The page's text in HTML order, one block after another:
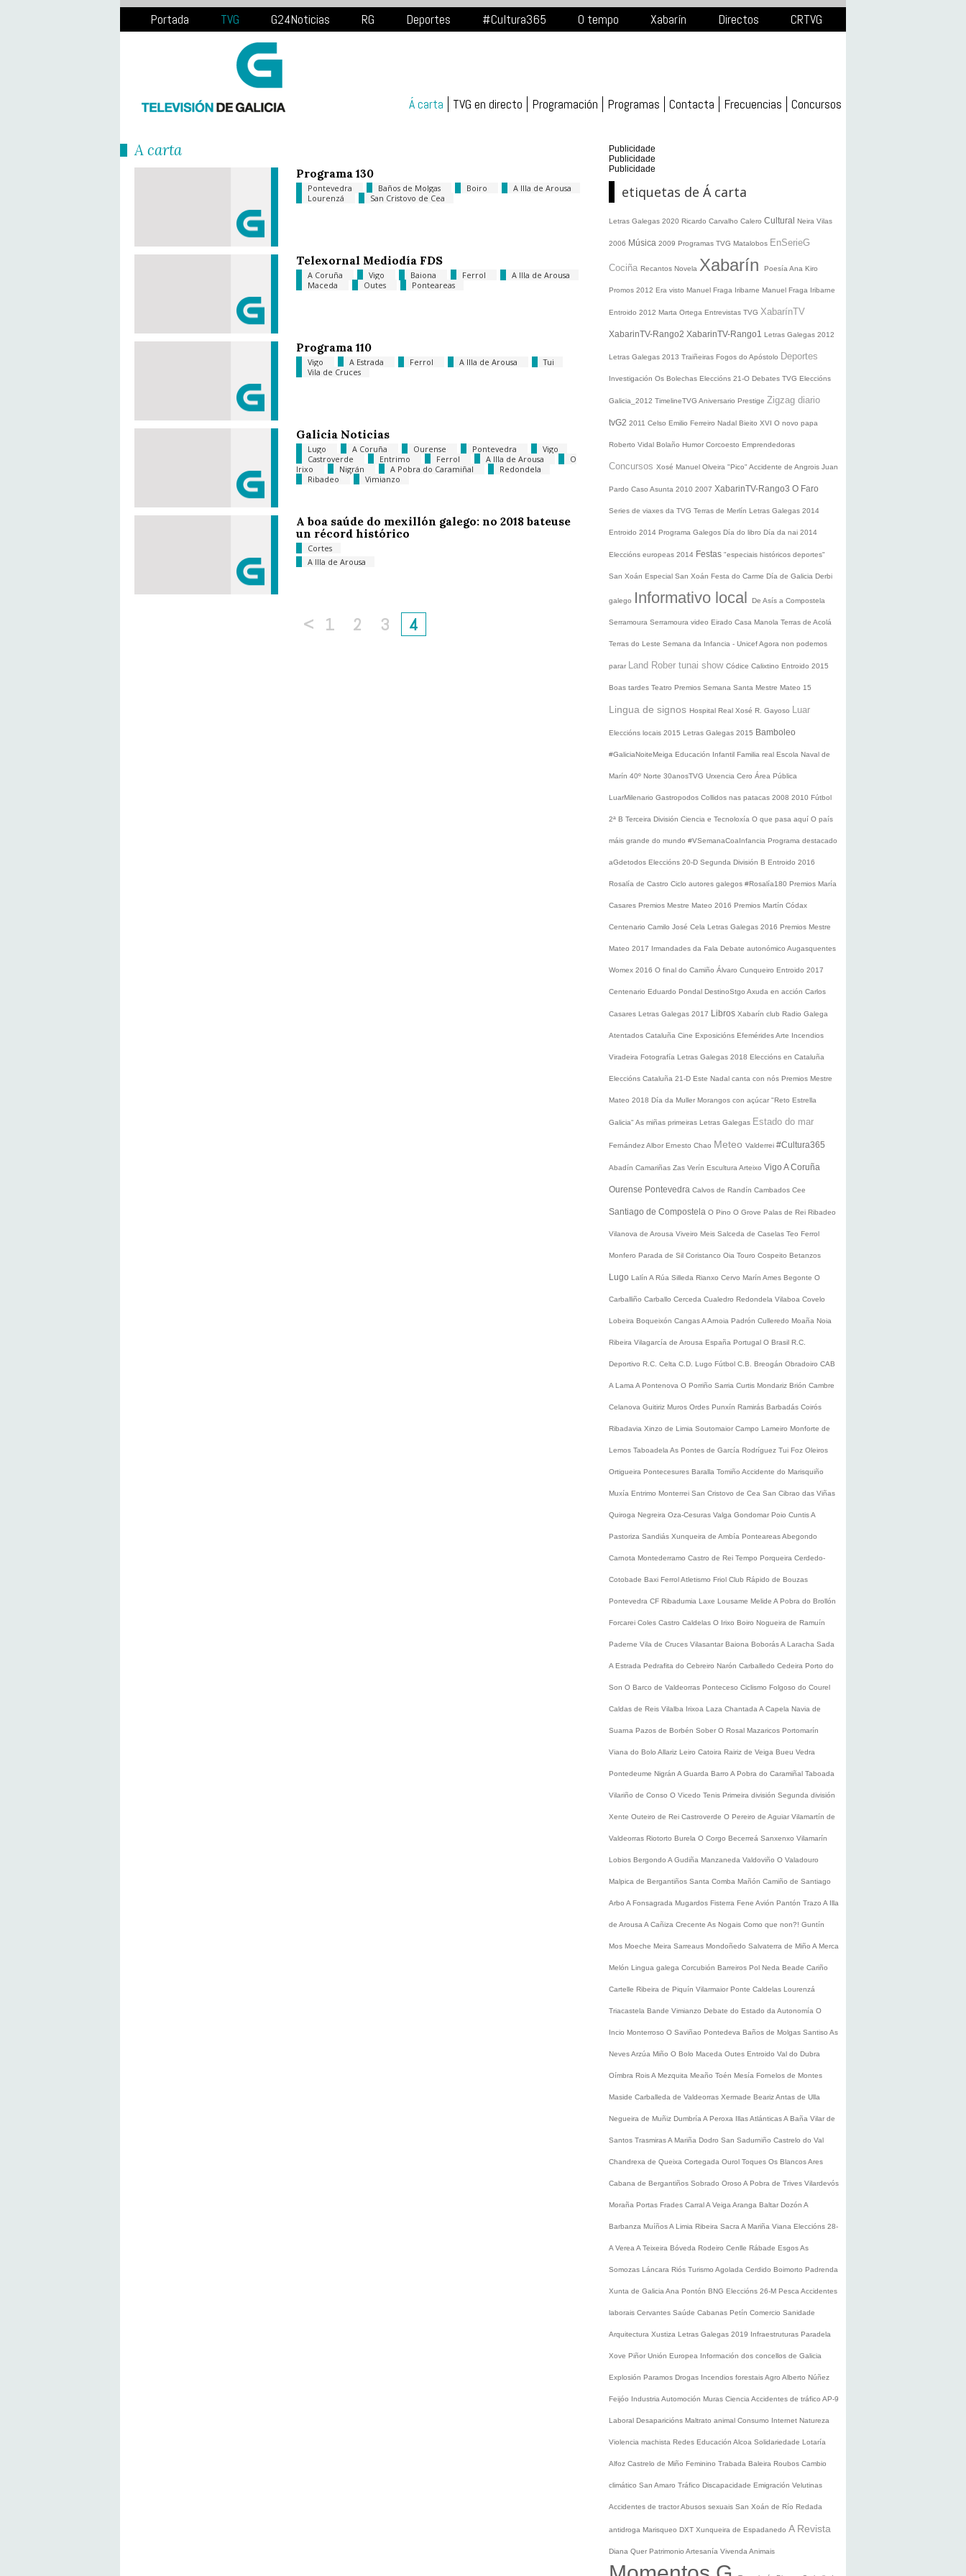
Portada TVG G24Noticias RG Deportes #Cultura365 O tempo Xabarín Directos CRTVG
Á carta TVG en directo Programación Programas Contacta Frecuencias Concursos
Á carta
Programa 130
Pontevedra Baños de Molgas Boiro
A Illa de Arousa
Lourenzá
San Cristovo de Cea
Telexornal Mediodía FDS
A Coruña Vigo Baiona Ferrol
A Illa de Arousa
Maceda
Outes Ponteareas
Programa 110
Vigo A Estrada Ferrol A Illa de Arousa
Tui
Vila de Cruces
Galicia Noticias
Lugo A Coruña Ourense Pontevedra
Vigo
Castroverde
Entrimo Ferrol A Illa de Arousa
O
Irixo
Nigrán A Pobra do Caramiñal
Redondela
Ribadeo
Vimianzo
A boa saúde do mexillón galego: no 2018 bateuse
un récord histórico
Cortes
A Illa de Arousa
< 1 2 3 4
Publicidade
Publicidade
Publicidade
etiquetas de Á carta
Letras Galegas 2020 Ricardo Carvalho Calero Cultural Neira Vilas
2006 Música 2009 Programas TVG Matalobos EnSerieG
Cociña Recantos Novela Xabarín Poesía Ana Kiro
Promos 2012 Era visto Manuel Fraga Iribarne Manuel Fraga Iribarne
Entroido 2012 Marta Ortega Entrevistas TVG XabarínTV
XabarinTV-Rango2 XabarinTV-Rango1 Letras Galegas 2012
Letras Galegas 2013 Traiñeiras Fogos do Apóstolo Deportes
Investigación Os Bolechas Eleccións 21-O Debates TVG Eleccións
Galicia_2012 TimelineTVG Aniversario Prestige Zigzag diario
tvG2 2011 Celso Emilio Ferreiro Nadal Bieito XVI O novo papa
Roberto Vidal Bolaño Humor Corcoesto Emprendedoras
Concursos Xosé Manuel Olveira "Pico" Accidente de Angrois Juan
Pardo Caso Asunta 2010 2007 XabarinTV-Rango3 O Faro
Series de viaxes da TVG Terras de Merlín Letras Galegas 2014
Entroido 2014 Programa Galegos Día do libro Día da nai 2014
Eleccións europeas 2014 Festas "especiais históricos deportes"
San Xoán Especial San Xoán Festa do Carme Día de Galicia Derbi
galego Informativo local De Asís a Compostela
Serramoura Serramoura video Eirado Casa Manola Terras de Acolá
Terras do Leste Semana da Infancia - UnicefAgora non podemos
parar Land Rober tunai show Códice Calixtino Entroido 2015
Boas tardes Teatro Premios Semana Santa Mestre Mateo 15
Lingua de signos Hospital Real Xosé R. Gayoso Luar
Eleccións locais 2015 Letras Galegas 2015 Bamboleo
#GaliciaNoiteMeiga Educación Infantil Familia real Escola Naval de
Marín 40º Norte 30anosTVG Urxencia Cero Área Pública
LuarMilenario Gastropodos Collidos nas patacas 2008 2010 Fútbol
2ª B Terceira División Ciencia e Tecnoloxía O que pasa aquí O país
máis grande do mundo #VSemanaCoaInfancia Programa destacado
aGdetodos Eleccións 20-D Segunda División B Entroido 2016
Rosalía de Castro Ciclo autores galegos #Rosalía180 Premios María
Casares Premios Mestre Mateo 2016 Premios Martín Códax
Centenario Camilo José Cela Letras Galegas 2016 Premios Mestre
Mateo 2017 Irmandades da Fala Debate autonómico Augasquentes
Womex 2016 O final do Camiño Álvaro Cunqueiro Entroido 2017
Centenario Eduardo Pondal DestinoStgo Axuda en acción Carlos
Casares Letras Galegas 2017 Libros Xabarín club Radio Galega
Atentados Cataluña Cine Exposicións EfeméridesArte Incendios
Viradeira Fotografía Letras Galegas 2018 Eleccións en Cataluña
Eleccións Cataluña 21-D Este Nadal canta con nós Premios Mestre
Mateo 2018 Día da Muller Morangos con açúcar "Reto Estrella
Galicia" As miñas primeiras Letras Galegas Estado do mar
Fernández Albor Ernesto Chao Meteo Valderrei #Cultura365
Abadín Camariñas Zas Verín Escultura Arteixo Vigo A Coruña
Ourense Pontevedra Calvos de Randín Cambados Cee
Santiago de Compostela O Pino O Grove Palas de Rei Ribadeo
Vilanova de Arousa Viveiro Meis Salceda de Caselas Teo Ferrol
Monfero Parada de Sil Coristanco Oia Touro Cospeito Betanzos
Lugo Lalín A Rúa Silleda Rianxo Cervo Marín Ames Begonte O
Carballiño Carballo Cerceda Cualedro Redondela Vilaboa Covelo
Lobeira Boqueixón CangasA Arnoia Padrón Culleredo Moaña Noia
Ribeira Vilagarcía de Arousa España Portugal O Brasil R.C.
Deportivo R.C. Celta C.D. Lugo Fútbol C.B. Breogán Obradoiro CAB
A Lama A Pontenova O Porriño Sarria Curtis Mondariz Brión Cambre
Celanova Guitiriz Muros Ordes Punxín Ramirás Barbadás Coirós
Ribadavia Xinzo de Limia Soutomaior Campo Lameiro Monforte de
Lemos Taboadela As Pontes de García Rodríguez Tui Foz Oleiros
Ortigueira Pontecesures Baralla Tomiño Accidente do Marisquiño
Muxía Entrimo Monterrei San Cristovo de Cea San Cibrao das Viñas
Quiroga Negreira Oza-Cesuras Valga Gondomar Poio CuntisA
Pastoriza Sandiás Xunqueira de Ambía PonteareasAbegondo
Carnota Montederramo Castro de Rei Tempo Porqueira Cerdedo-
Cotobade Baxi FerrolAtletismo Friol Club Rápido de Bouzas
Pontevedra CF Ribadumia Laxe Lousame Melide A Pobra do Brollón
Forcarei Coles Castro Caldelas O Irixo Boiro Nogueira de Ramuín
Paderne Vila de Cruces Vilasantar Baiona BoborásA Laracha Sada
A Estrada Pedrafita do Cebreiro Narón Carballedo Cedeira Porto do
Son O Barco de Valdeorras Ponteceso Ciclismo Folgoso do Courel
Caldas de Reis Vilalba Irixoa Laza Chantada A Capela Navia de
Suarna Pazos de Borbén Sober O Rosal Mazaricos Portomarín
Viana do Bolo Allariz Leiro Catoira Rairiz de Veiga Bueu Vedra
Pontedeume Nigrán A Guarda Barro A Pobra do Caramiñal Taboada
Vilariño de Conso O Vicedo Tenis Primeira división Segunda división
Xente Outeiro de Rei Castroverde O Pereiro de Aguiar Vilamartín de
Valdeorras Riotorto Burela O Corgo Becerreá Sanxenxo Vilamarín
Lobios Bergondo A Gudiña Manzaneda Valdoviño O Valadouro
Malpica de Bergantiños Santa Comba Mañón Camiño de Santiago
Arbo A Fonsagrada Mugardos Fisterra Fene Avión Pantón Trazo A Illa
de Arousa A Cañiza Crecente As Nogais Como que non?! Guntín
Mos Moeche Meira Sarreaus Mondoñedo Salvaterra de Miño A Merca
Melón Lingua galega Corcubión Barreiros Pol Neda Beade Cariño
Cartelle Ribeira de Piquín Vilarmaior Ponte Caldelas Lourenzá
Triacastela Bande Vimianzo Debate do Estado da Autonomía O
Incio Monterroso O Saviñao Pontedeva Baños de Molgas Santiso As
NevesArzúa Miño O Bolo Maceda Outes Entroido Val do Dubra
Oímbra RoisA Mezquita Meaño Toén Mesía Fornelos de Montes
Maside Carballeda de Valdeorras Xermade BearizAntas de Ulla
Negueira de Muñiz Dumbría A Peroxa Illas AtlánticasA Baña Vilar de
Santos TrasmirasA Mariña Dodro San Sadurniño Castrelo do Val
Chandrexa de Queixa Cortegada Ourol Toques Os BlancosAres
Cabana de Bergantiños Sobrado Oroso A Pobra de Trives Vilardevós
Moraña Portas Frades CarralA Veiga Aranga Baltar Dozón A
Barbanza MuíñosA Limia Ribeira Sacra A Mariña Viana Eleccións 28-
A Verea A Teixeira Bóveda Rodeiro Cenlle Rábade EsgosAs
Somozas Láncara Riós Turismo Agolada Cerdido Boimorto Padrenda
Xunta de Galicia Ana Pontón BNG Eleccións 26-M Pesca Accidentes
laborais Cervantes Saúde Cabanas Petín Comercio Sanidade
Arquitectura Xustiza Letras Galegas 2019 Infraestruturas Paradela
Xove Piñor Unión Europea Información dos concellos de Galicia
Explosión Paramos Drogas Incendios forestaisAgro Alberto Núñez
Feijóo Industria Automoción Muras Ciencia Accidentes de tráfico AP-9
Laboral Desaparicións Maltrato animal Consumo Internet Natureza
Violencia machista Redes Educación Alcoa Solidariedade Lotaría
Alfoz Castrelo de Miño Feminino Trabada Baleira Roubos Cambio
climático San Amaro Tráfico Discapacidade Emigración Velutinas
Accidentes de tractorAbusos sexuais San Xoán de Río Redada
antidroga Marisqueo DXT Xunqueira de Espadanedo A Revista
Diana Quer Patrimonio Artesanía Vivenda Animais